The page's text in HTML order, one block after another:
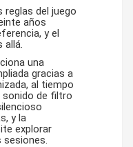
reglas del juego
años
y el
allá.
una
gracias a
al tiempo
sonido de filtro
y la
explorar
sesiones.